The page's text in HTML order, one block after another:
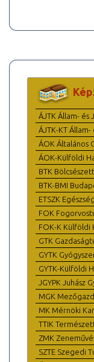
ÁJTK Állam- és
ÁJTK-KT
ÁOK Általános
ÁOK-Külföldi
BTK
BTK-BMI
ETSZK
FOK
FOK-K Külföldi
GTK
GYTK
GYTK-Külföldi
JGYPK Juhász
MGK
MK Mérnöki Kar
TTIK
ZMK
SZTE Szegedi